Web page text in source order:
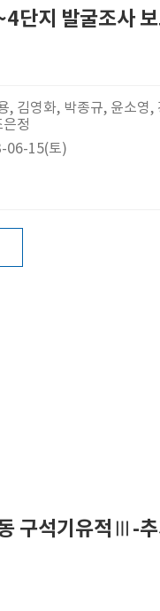
단지 발굴조사
, 김영화, 박종규, 윤소영,
은정
06-15(토)
구석기유적Ⅲ-